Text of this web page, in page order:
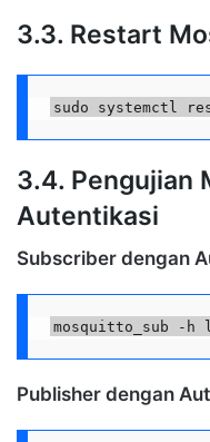
3.3. Restart
sudo systemctl
3.4. Pengujian
Autentikasi
Subscriber dengan
mosquitto_sub -
Publisher dengan